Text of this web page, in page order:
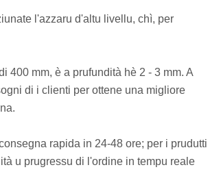
l'azzaru d'altu livellu, chì, per
400 mm, è a prufundità hè 2 - 3 mm. A
di i clienti per ottene una migliore
rapida in 24-48 ore; per i prudutti
u prugressu di l'ordine in tempu reale